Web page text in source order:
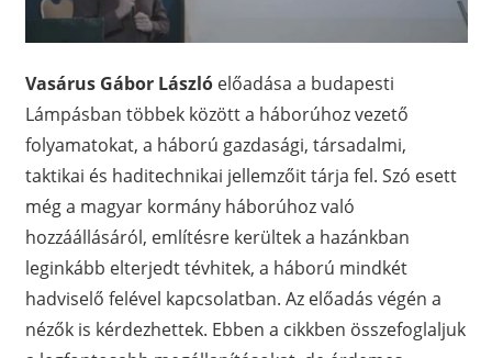
Vasárus Gábor László előadása a budapesti
Lámpásban többek között a háborúhoz vezető
folyamatokat, a háború gazdasági, társadalmi,
taktikai és haditechnikai jellemzőit tárja fel. Szó esett
még a magyar kormány háborúhoz való
hozzáállásáról, említésre kerültek a hazánkban
leginkább elterjedt tévhitek, a háború mindkét
hadviselő felével kapcsolatban. Az előadás végén a
nézők is kérdezhettek. Ebben a cikkben összefoglaljuk